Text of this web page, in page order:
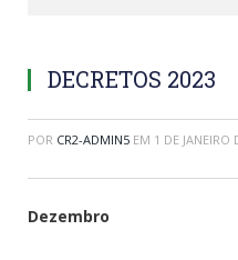
DECRETOS 2023
POR CR2-ADMIN5 EM 1 DE JANEIRO
Dezembro